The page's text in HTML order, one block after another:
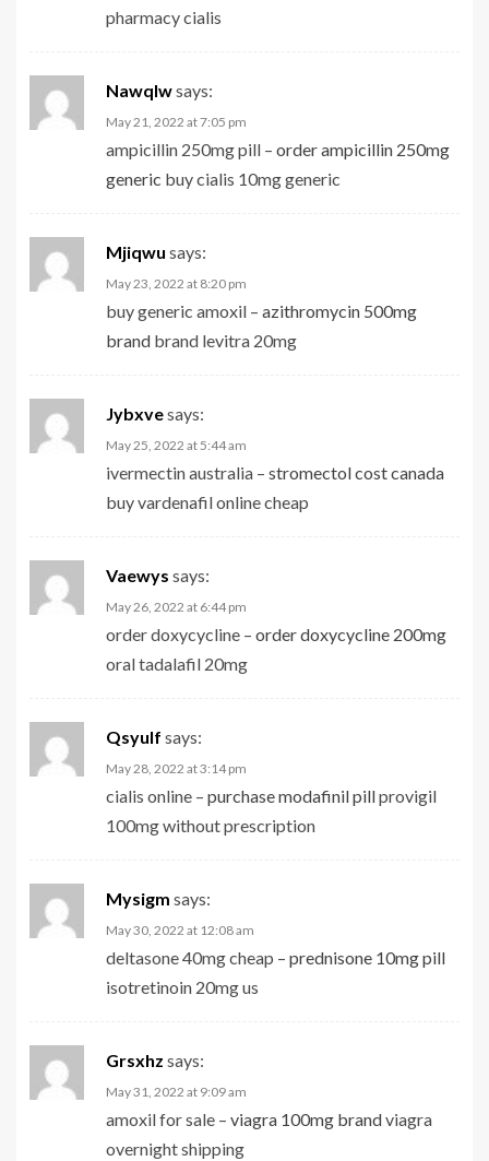
pharmacy cialis
Nawqlwsays:
May 21, 2022 at 7:05 pm
ampicillin 250mg pill – order ampicillin 250mg
generic buy cialis 10mg generic
Mjiqwu says:
May 23, 2022 at 8:20 pm
buy generic amoxil – azithromycin 500mg
brand brand levitra 20mg
Jybxvesays:
May 25, 2022 at 5:44 am
ivermectin australia – stromectol cost canada
buy vardenafil online cheap
Vaewys says:
May 26, 2022 at 6:44 pm
order doxycycline – order doxycycline 200mg
oral tadalafil 20mg
Qsyulf says:
May 28, 2022 at 3:14 pm
cialis online – purchase modafinil pillprovigil
100mg without prescription
Mysigm says:
May 30, 2022 at 12:08 am
deltasone 40mg cheap – prednisone 10mg pill
isotretinoin 20mg us
Grsxhz says:
May 31, 2022 at 9:09 am
amoxil for sale – viagra 100mg brandviagra
overnight shipping